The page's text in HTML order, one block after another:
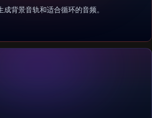
背景音轨和适合循环的音频。